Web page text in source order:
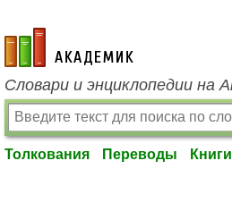
academic.ru
Словари и энциклопедии на
Толкования Переводы Книги